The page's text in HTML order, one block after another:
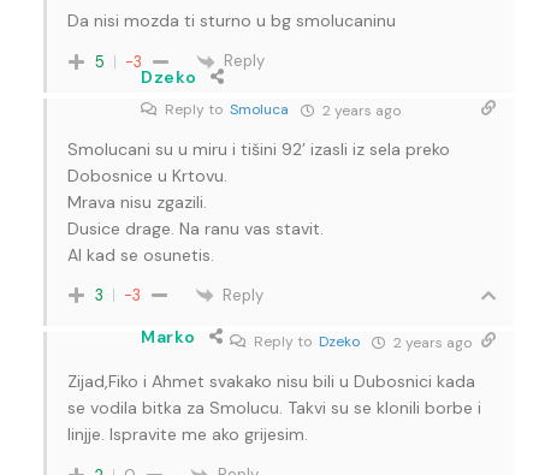
Da nisi mozda ti sturno u bg smolucaninu
5 -3 Reply
Dzeko
Reply to Smoluca 2 years ago
Smolucani su u miru i tišini 92’ izasli iz sela preko
Dobosnice u Krtovu.
Mrava nisu zgazili.
Dusice drage. Na ranu vas stavit.
Al kad se osunetis.
3 -3 Reply
Marko Reply to Dzeko 2 years ago
Zijad,Fiko i Ahmet svakako nisu bili u Dubosnici kada
se vodila bitka za Smolucu. Takvi su se klonili borbe i
linjje. Ispravite me ako grijesim.